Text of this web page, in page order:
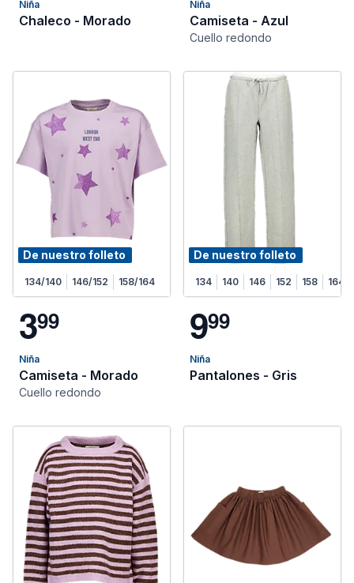
Niña
Chaleco - Morado
Niña
Camiseta - Azul
Cuello redondo
De nuestro folleto
134/140 146/152 158/164
399
Niña
Camiseta - Morado
Cuello redondo
De nuestro folleto
134 140 146 152 158 164
999
Niña
Pantalones - Gris